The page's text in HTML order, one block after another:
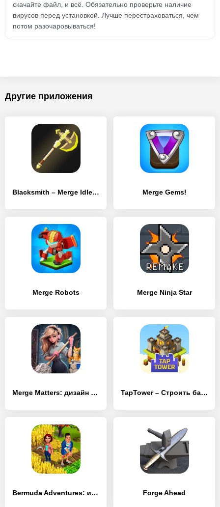
скачайте файл, и всё. Обязательно проверьте наличие
вирусов перед установкой. Лучше перестраховаться, чем
потом разочаровываться!
Другие приложения
Blacksmith – Merge Idle RPG Merge Gems!
Merge Robots Merge Ninja Star
Merge Matters: дизайн дома TapTower – Строить башню из блоков
Bermuda Adventures: игра-ферма Forge Ahead